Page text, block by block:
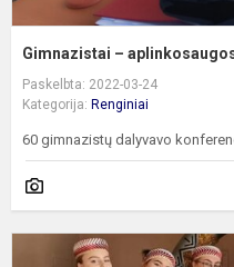
Gimnazistai –
Paskelbta: 2022-03-24
Kategorija: Renginiai
60 gimnazistų dalyvavo